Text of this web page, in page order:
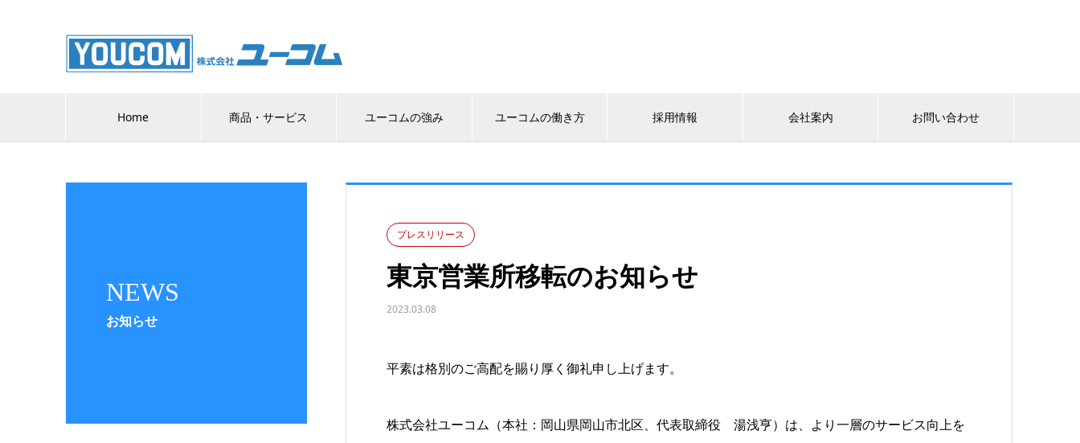
Home 商品・サービス ユーコムの強み ユーコムの働き方 採用情報 会社案内 お問い合わせ
NEWS
お知らせ
プレスリリース
東京営業所移転のお知らせ
2023.03.08
平素は格別のご高配を賜り厚く御礼申し上げます。
株式会社ユーコム（本社：岡山県岡山市北区、代表取締役 湯浅亨）は、より一層のサービス向上を